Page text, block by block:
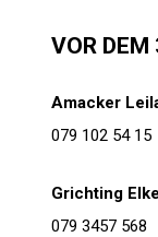
VOR
Amacker
079 102 54 15
Grichting Elke
079 3457 568